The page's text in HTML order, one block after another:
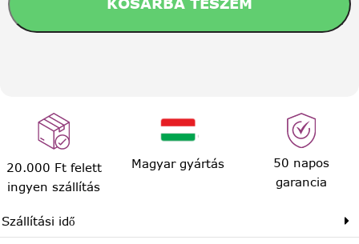
20.000 Ft felett
ingyen szállítás
Magyar gyártás
50 napos
garancia
Szállítási idő